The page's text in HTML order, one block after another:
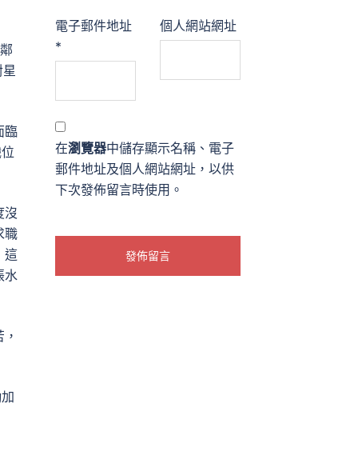
臨
沒
職
這
水
電子郵件地址
*
個人網站網址
在瀏覽器中儲存顯示名稱、電子
郵件地址及個人網站網址，以供
下次發佈留言時使用。